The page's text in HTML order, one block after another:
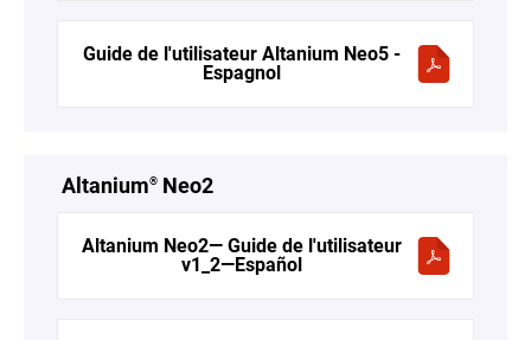
Guide de l'utilisateur Altanium Neo5 -
Espagnol
Altanium® Neo2
Altanium Neo2— Guide de l'utilisateur
v1_2—Español